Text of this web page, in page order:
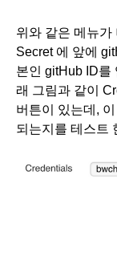
위와 같은 메뉴가
Secret 에 앞에
본인 gitHub ID를
래 그림과 같이
버튼이 있는데,
되는지를 테스트